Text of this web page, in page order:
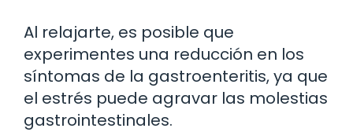
Al relajarte, es posible que
experimentes una reducción en los
síntomas de la gastroenteritis, ya que
el estrés puede agravar las molestias
gastrointestinales.